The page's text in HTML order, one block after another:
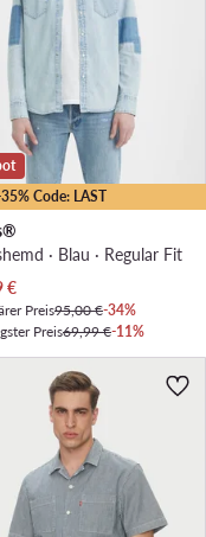
Code: LAST
· Blau · Regular Fit
Preis
€
Preis95,00 €-34%
Preis69,99 €-11%